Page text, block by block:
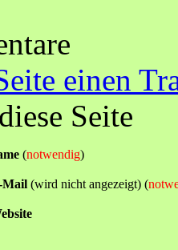
einen
Seite
(notwendig)
Mail (wird nicht angezeigt) (